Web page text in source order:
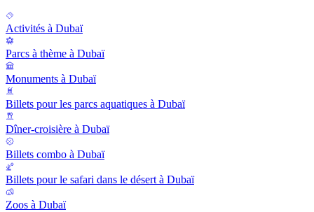
Activités à Dubaï
Parcs à thème à Dubaï
Monuments à Dubaï
Billets pour les parcs aquatiques à Dubaï
Dîner-croisière à Dubaï
Billets combo à Dubaï
Billets pour le safari dans le désert à Dubaï
Zoos à Dubaï